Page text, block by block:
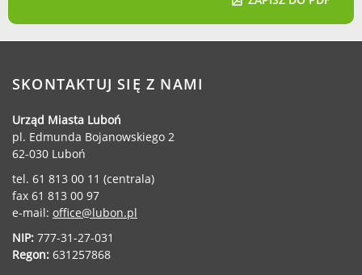
SKONTAKTUJ SIĘ Z NAMI
Urząd Miasta Luboń
pl. Edmunda Bojanowskiego 2
62-030 Luboń
tel. 61 813 00 11 (centrala)
fax 61 813 00 97
e-mail: office@lubon.pl
NIP: 777-31-27-031
Regon: 631257868